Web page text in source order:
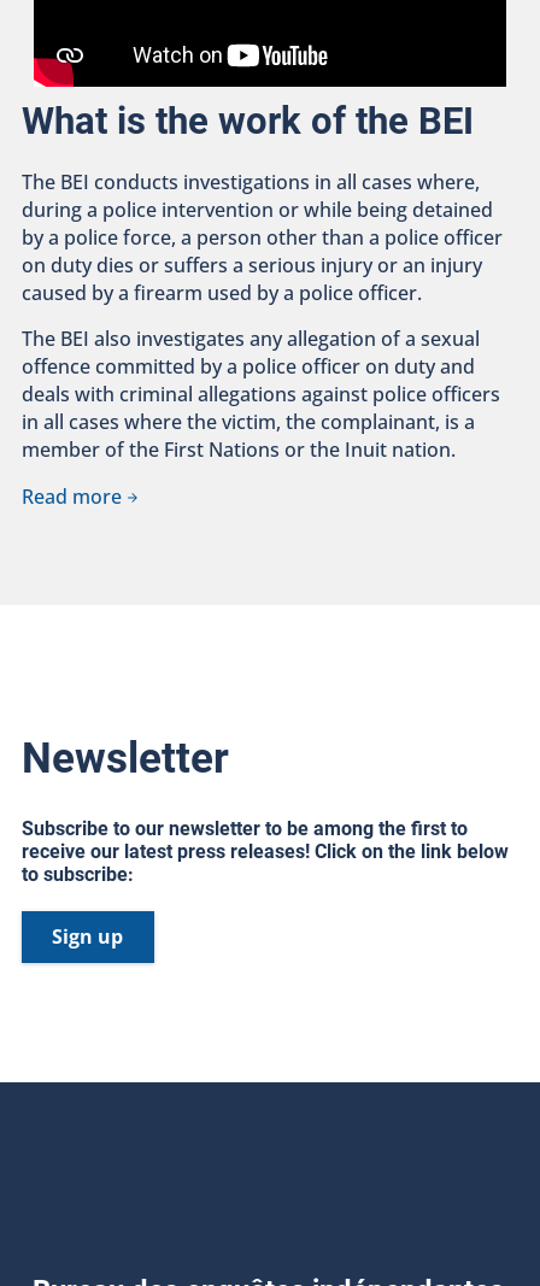
What is the work of the BEI
The BEI conducts investigations in all cases where,
during a police intervention or while being detained
by a police force, a person other than a police officer
on duty dies or suffers a serious injury or an injury
caused by a firearm used by a police officer.
The BEI also investigates any allegation of a sexual
offence committed by a police officer on duty and
deals with criminal allegations against police officers
in all cases where the victim, the complainant, is a
member of the First Nations or the Inuit nation.
Read more
Newsletter
Subscribe to our newsletter to be among the first to
receive our latest press releases! Click on the link below
to subscribe:
Sign up